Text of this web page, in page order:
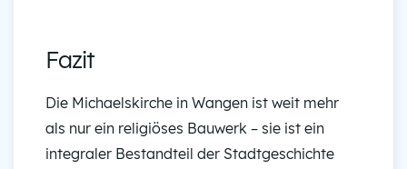
Fazit
Die Michaelskirche in Wangen ist weit mehr
als nur ein religiöses Bauwerk – sie ist ein
integraler Bestandteil der Stadtgeschichte